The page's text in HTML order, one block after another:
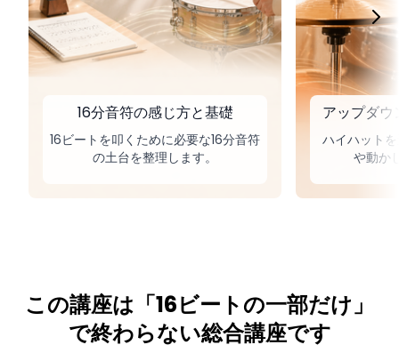
16分音符の感じ方と基礎
16ビートを叩くために必要な16分音符
の土台を整理します。
アップダ
ハイハット
や動か
この講座は「16ビートの一部だけ」
で終わらない総合講座です